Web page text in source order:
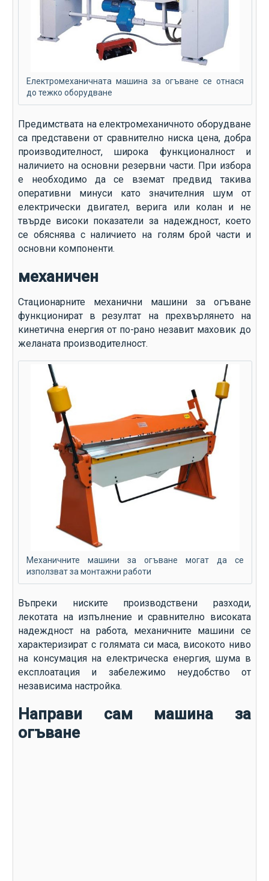
Електромеханичната машина за огъване се отнася
до тежко оборудване
Предимствата на електромеханичното оборудване
са представени от сравнително ниска цена, добра
производителност, широка функционалност и
наличието на основни резервни части. При избора
е необходимо да се вземат предвид такива
оперативни минуси като значителния шум от
електрически двигател, верига или колан и не
твърде високи показатели за надеждност, което
се обяснява с наличието на голям брой части и
основни компоненти.
механичен
Стационарните механични машини за огъване
функционират в резултат на прехвърлянето на
кинетична енергия от по-рано незавит маховик до
желаната производителност.
Механичните машини за огъване могат да се
използват за монтажни работи
Въпреки ниските производствени разходи,
лекотата на изпълнение и сравнително високата
надеждност на работа, механичните машини се
характеризират с голямата си маса, високото ниво
на консумация на електрическа енергия, шума в
експлоатация и забележимо неудобство от
независима настройка.
Направи сам машина за
огъване